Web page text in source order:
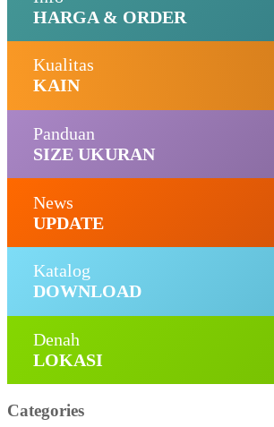
HARGA & ORDER
Kualitas
KAIN
Panduan
SIZE UKURAN
News
UPDATE
Katalog
DOWNLOAD
Denah
LOKASI
Categories